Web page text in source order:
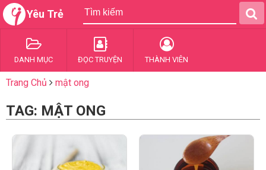
Yêu Trẻ
DANH MỤC ĐỌC TRUYỆN THÀNH VIÊN
Trang Chủ mật ong
TAG: MẬT ONG